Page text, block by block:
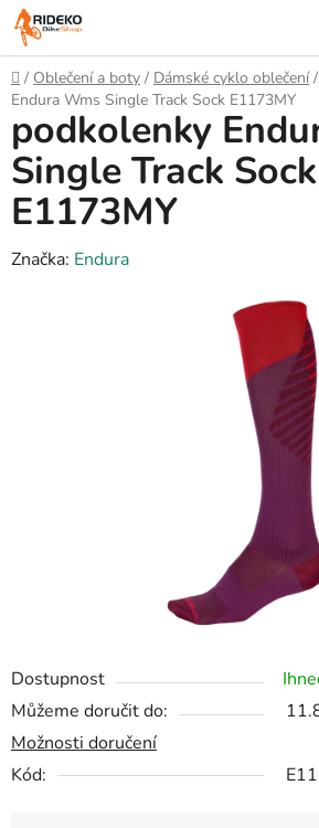
Přejít
na
obsah
Domů
/ Oblečení a boty / Dámské cyklo oblečení /
Endura Wms Single Track Sock E1173MY
Dostupnost
Můžeme doručit do:
Možnosti doručení
Kód:
podkolenky
Single Track Sock
E1173MY
Značka: Endura